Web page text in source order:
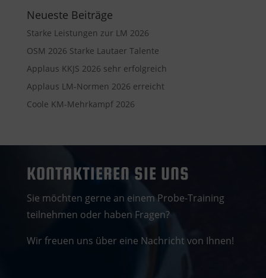
Neueste Beiträge
Starke Leistungen zur LM 2026
OSM 2026 Starke Lautaer Talente
Applaus KKJS 2026 sehr erfolgreich
Applaus LM-Normen 2026 erreicht
Coole KM-Mehrkampf 2026
KONTAKTIEREN SIE UNS
Sie möchten gerne an einem Probe-Training
teilnehmen oder haben Fragen?
Wir freuen uns über eine Nachricht von Ihnen!